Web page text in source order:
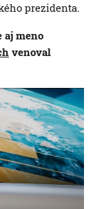
prezidenta.
aj meno
venoval